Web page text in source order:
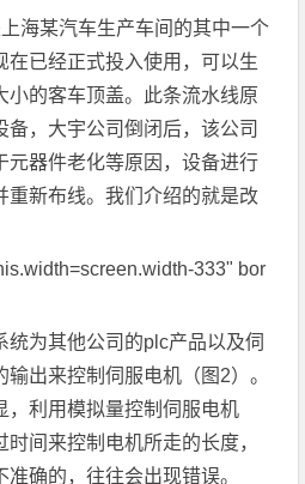
某汽车生产车间的其中一个
在已经正式投入使用，可以生
小的客车顶盖。此条流水线原
备，大宇公司倒闭后，该公司
元器件老化等原因，设备进行
重新布线。我们介绍的就是改
333" bor
为其他公司的plc产品以及伺
出来控制伺服电机（图2）。
，利用模拟量控制伺服电机
间来控制电机所走的长度，
确的，往往会出现错误。